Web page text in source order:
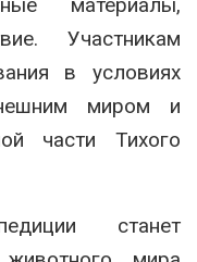
материалы,
Участникам
в условиях
миром и
части Тихого
станет